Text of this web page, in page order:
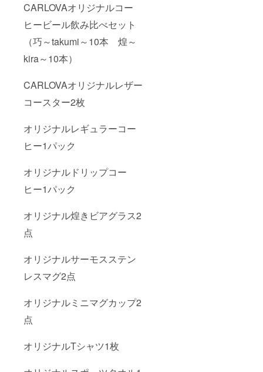
CARLOVAオリジナルコー
ヒービール飲み比べセット
（巧～takumi～10本 煌～
kira～10本）
CARLOVAオリジナルレザー
コースター2枚
オリジナルレギュラーコー
ヒー1パック
オリジナルドリップコー
ヒー1パック
オリジナル煌きビアグラス2
点
オリジナルサーモスステン
レスマグ2点
オリジナルミニマグカップ2
点
オリジナルTシャツ1枚